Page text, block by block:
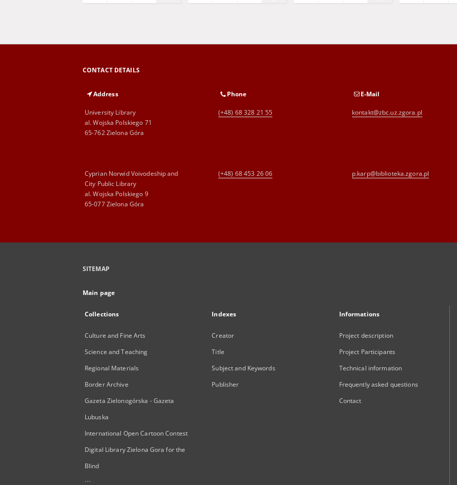
CONTACT DETAILS
Address
University Library
al. Wojska Polskiego 71
65-762 Zielona Góra
Phone
(+48) 68 328 21 55
E-Mail
kontakt@zbc.uz.zgora.pl
Cyprian Norwid Voivodeship and
City Public Library
al. Wojska Polskiego 9
65-077 Zielona Góra
(+48) 68 453 26 06 p.karp@biblioteka.zgora.pl
SITEMAP
Main page
Collections
Culture and Fine Arts
Science and Teaching
Regional Materials
Border Archive
Gazeta Zielonogórska - Gazeta
Lubuska
International Open Cartoon Contest
Digital Library Zielona Gora for the
Blind
...
Indexes
Creator
Title
Subject and Keywords
Publisher
Informations
Project description
Project Participants
Technical information
Frequently asked questions
Contact